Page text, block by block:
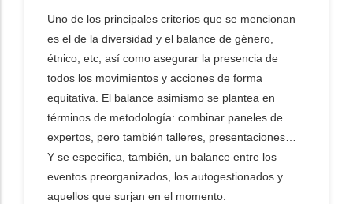
Uno de los principales criterios que se mencionan
es el de la diversidad y el balance de género,
étnico, etc, así como asegurar la presencia de
todos los movimientos y acciones de forma
equitativa. El balance asimismo se plantea en
términos de metodología: combinar paneles de
expertos, pero también talleres, presentaciones…
Y se especifica, también, un balance entre los
eventos preorganizados, los autogestionados y
aquellos que surjan en el momento.